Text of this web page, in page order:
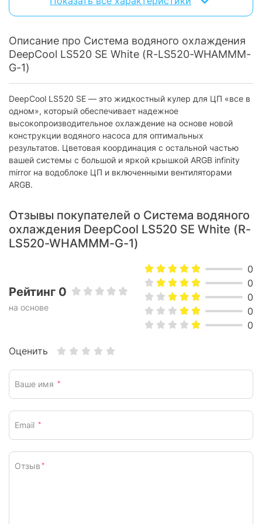
Диаметр вентилятора:
120 мм
Материал радиатора:
алюминий
Максимальное TDP (для ЦП
и видеокарт):
Воздушный поток:
85.85 CFM
Количество вентиляторов:
2
Высота системы
охлаждения:
27 мм
Размер водяного
охлаждения:
240 мм
Socket 1700:
есть
Socket 1200:
есть
есть
Socket 1150:
есть
Особенности
Подсветка: ARGB
Физические характеристики
Размеры вентилятора, мм:
120 x 120 x 25
Описание про Система водяного охлаждения
DeepCool LS520 SE White (R-LS520-WHAMMM-
G-1)
DeepCool LS520 SE — это жидкостный кулер для ЦП «все в
одном», который обеспечивает надежное
высокопроизводительное охлаждение на основе новой
конструкции водяного насоса для оптимальных
результатов. Цветовая координация с остальной частью
вашей системы с большой и яркой крышкой ARGB infinity
mirror на водоблоке ЦП и включенными вентиляторами
ARGB.
Отзывы покупателей о Система водяного
охлаждения DeepCool LS520 SE White (R-
LS520-WHAMMM-G-1)
Рейтинг 0
на основе
0
0
0
0
0
Оценить
Ваше имя *
Email *
Отзыв *